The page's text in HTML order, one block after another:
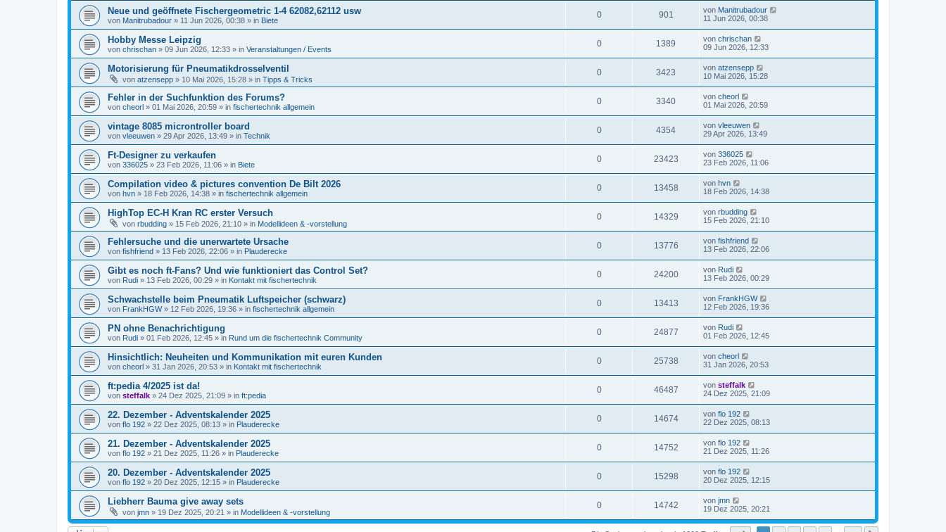
Neue und geöffnete Fischergeometric 1-4 62082,62112 usw
von Manitrubadour » 11 Jun 2026, 00:38 » in Biete
0 901 von Manitrubadour
11 Jun 2026, 00:38
Hobby Messe Leipzig
von chrischan » 09 Jun 2026, 12:33 » in Veranstaltungen / Events
0 1389 von chrischan
09 Jun 2026, 12:33
Motorisierung für Pneumatikdrosselventil
von atzensepp » 10 Mai 2026, 15:28 » in Tipps & Tricks
0 3423 von atzensepp
10 Mai 2026, 15:28
Fehler in der Suchfunktion des Forums?
von cheorl » 01 Mai 2026, 20:59 » in fischertechnik allgemein
0 3340 von cheorl
01 Mai 2026, 20:59
vintage 8085 microntroller board
von vleeuwen » 29 Apr 2026, 13:49 » in Technik
0 4354 von vleeuwen
29 Apr 2026, 13:49
Ft-Designer zu verkaufen
von 336025 » 23 Feb 2026, 11:06 » in Biete
0 23423 von 336025
23 Feb 2026, 11:06
Compilation video & pictures convention De Bilt 2026
von hvn » 18 Feb 2026, 14:38 » in fischertechnik allgemein
0 13458 von hvn
18 Feb 2026, 14:38
HighTop EC-H Kran RC erster Versuch
von rbudding » 15 Feb 2026, 21:10 » in Modellideen & -vorstellung
0 14329 von rbudding
15 Feb 2026, 21:10
Fehlersuche und die unerwartete Ursache
von fishfriend » 13 Feb 2026, 22:06 » in Plauderecke
0 13776 von fishfriend
13 Feb 2026, 22:06
Gibt es noch ft-Fans? Und wie funktioniert das Control Set?
von Rudi » 13 Feb 2026, 00:29 » in Kontakt mit fischertechnik
0 24200 von Rudi
13 Feb 2026, 00:29
Schwachstelle beim Pneumatik Luftspeicher (schwarz)
von FrankHGW» 12 Feb 2026, 19:36 » in fischertechnik allgemein
0 13413 von FrankHGW
12 Feb 2026, 19:36
PN ohne Benachrichtigung
von Rudi » 01 Feb 2026, 12:45 » in Rund um die fischertechnik Community
0 24877 von Rudi
01 Feb 2026, 12:45
Hinsichtlich: Neuheiten und Kommunikation mit euren Kunden
von cheorl » 31 Jan 2026, 20:53 » in Kontakt mit fischertechnik
0 25738 von cheorl
31 Jan 2026, 20:53
ft:pedia 4/2025 ist da!
von steffalk » 24 Dez 2025, 21:09 » in ft:pedia
0 46487 von steffalk
24 Dez 2025, 21:09
22. Dezember - Adventskalender 2025
von flo 192 » 22 Dez 2025, 08:13 » in Plauderecke
0 14674 von flo 192
22 Dez 2025, 08:13
21. Dezember - Adventskalender 2025
von flo 192 » 21 Dez 2025, 11:26 » in Plauderecke
0 14752 von flo 192
21 Dez 2025, 11:26
20. Dezember - Adventskalender 2025
von flo 192 » 20 Dez 2025, 12:15 » in Plauderecke
0 15298 von flo 192
20 Dez 2025, 12:15
Liebherr Bauma give away sets
von jmn » 19 Dez 2025, 20:21 » in Modellideen & -vorstellung
0 14742 von jmn
19 Dez 2025, 20:21